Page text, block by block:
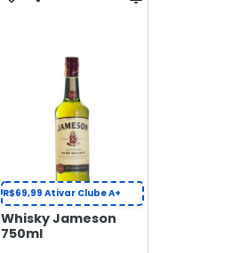
R$69,99 Ativar Clube A+
Whisky Jameson
750ml